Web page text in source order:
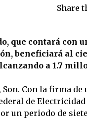
Share
que contará con
beneficiará al
a 1.7
Con la firma
de Electricidad
un periodo de